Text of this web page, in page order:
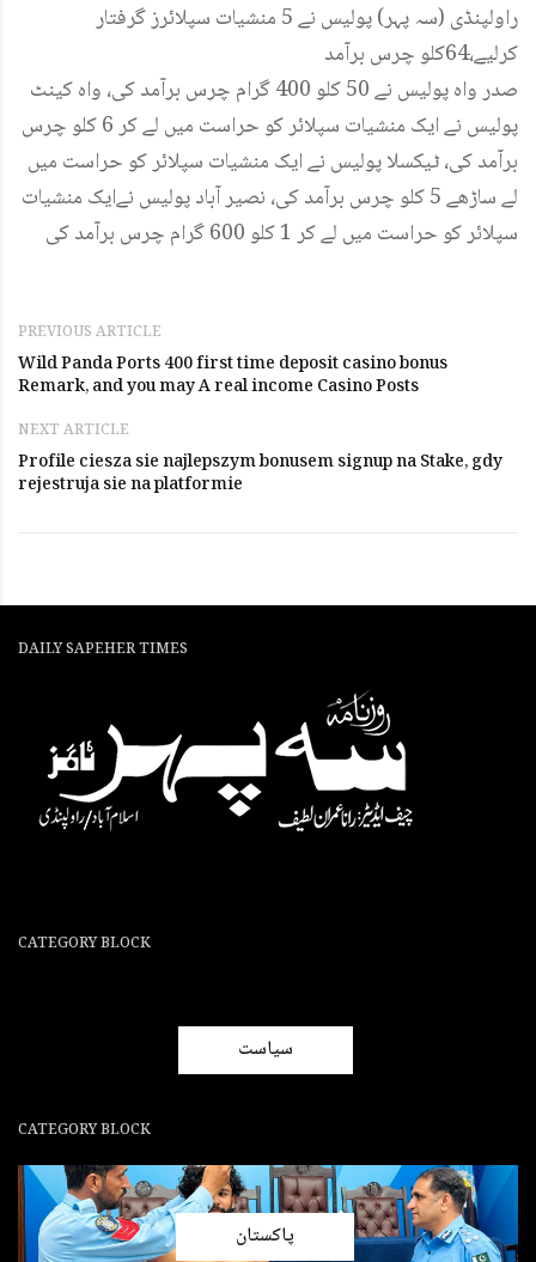
راولپنڈی (سہ پہر) پولیس نے 5 منشیات سپلائرز گرفتار
کرلیے،64کلو چرس برآمد
صدر واہ پولیس نے 50 کلو 400 گرام چرس برآمد کی، واہ کینٹ
پولیس نے ایک منشیات سپلائر کو حراست میں لے کر 6 کلو چرس
برآمد کی، ٹیکسلا پولیس نے ایک منشیات سپلائر کو حراست میں
لے ساڑھے 5 کلو چرس برآمد کی، نصیر آباد پولیس نےایک منشیات
سپلائر کو حراست میں لے کر 1 کلو 600 گرام چرس برآمد کی
PREVIOUS ARTICLE
Wild Panda Ports 400 first time deposit casino bonus
Remark, and you may A real income Casino Posts
NEXT ARTICLE
Profile ciesza sie najlepszym bonusem signup na Stake, gdy
rejestruja sie na platformie
DAILY SAPEHER TIMES
CATEGORY BLOCK
سیاست
CATEGORY BLOCK
پاکستان